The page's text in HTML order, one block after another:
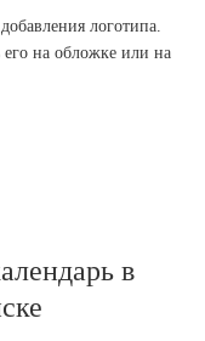
логотипа.
его на обложке или на
в